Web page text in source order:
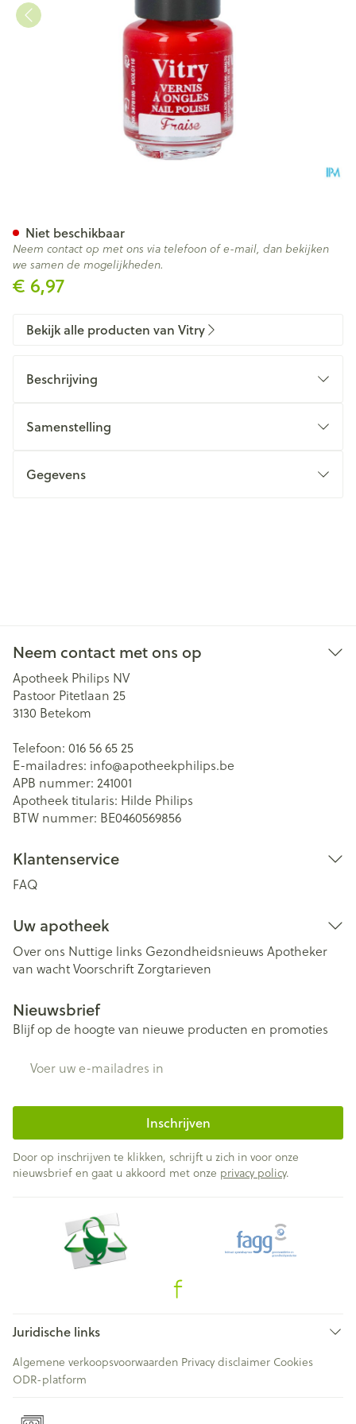
€ 6,97
Niet beschikbaar
Neem contact op met ons via telefoon of e-mail, dan bekijken
we samen de mogelijkheden.
Bekijk alle producten van Vitry
Beschrijving
Samenstelling
Gegevens
Neem contact met ons op
Apotheek Philips NV
Pastoor Pitetlaan 25
3130 Betekom
Telefoon: 016 56 65 25
E-mailadres: info@apotheekphilips.be
APB nummer: 241001
Apotheek titularis: Hilde Philips
BTW nummer: BE0460569856
Klantenservice
FAQ
Uw apotheek
Over ons Nuttige links Gezondheidsnieuws Apotheker
van wachtVoorschriftZorgtarieven
Nieuwsbrief
Blijf op de hoogte van nieuwe producten en promoties
Inschrijven
Door op inschrijven te klikken, schrijft u zich in voor onze
nieuwsbrief en gaat u akkoord met onze privacy policy.
Juridische links
Algemene verkoopsvoorwaarden Privacy disclaimer Cookies
ODR-platform